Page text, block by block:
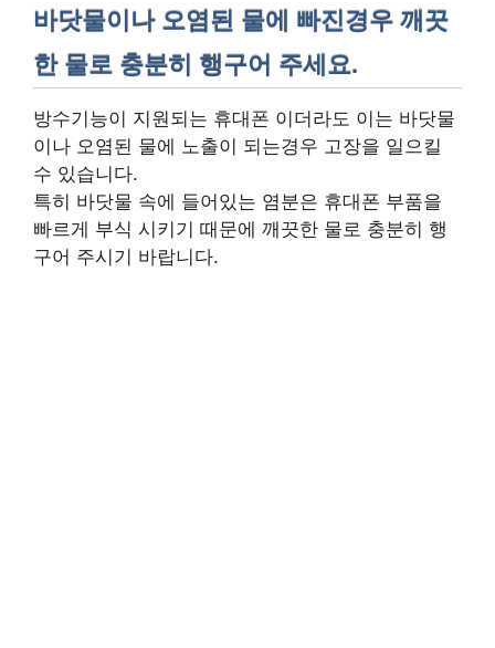
바닷물이나 오염된 물에 빠진경우 깨끗
한 물로 충분히 행구어 주세요.
방수기능이 지원되는 휴대폰 이더라도 이는 바닷물
이나 오염된 물에 노출이 되는경우 고장을 일으킬
수 있습니다.
특히 바닷물 속에 들어있는 염분은 휴대폰 부품을
빠르게 부식 시키기 때문에 깨끗한 물로 충분히 행
구어 주시기 바랍니다.